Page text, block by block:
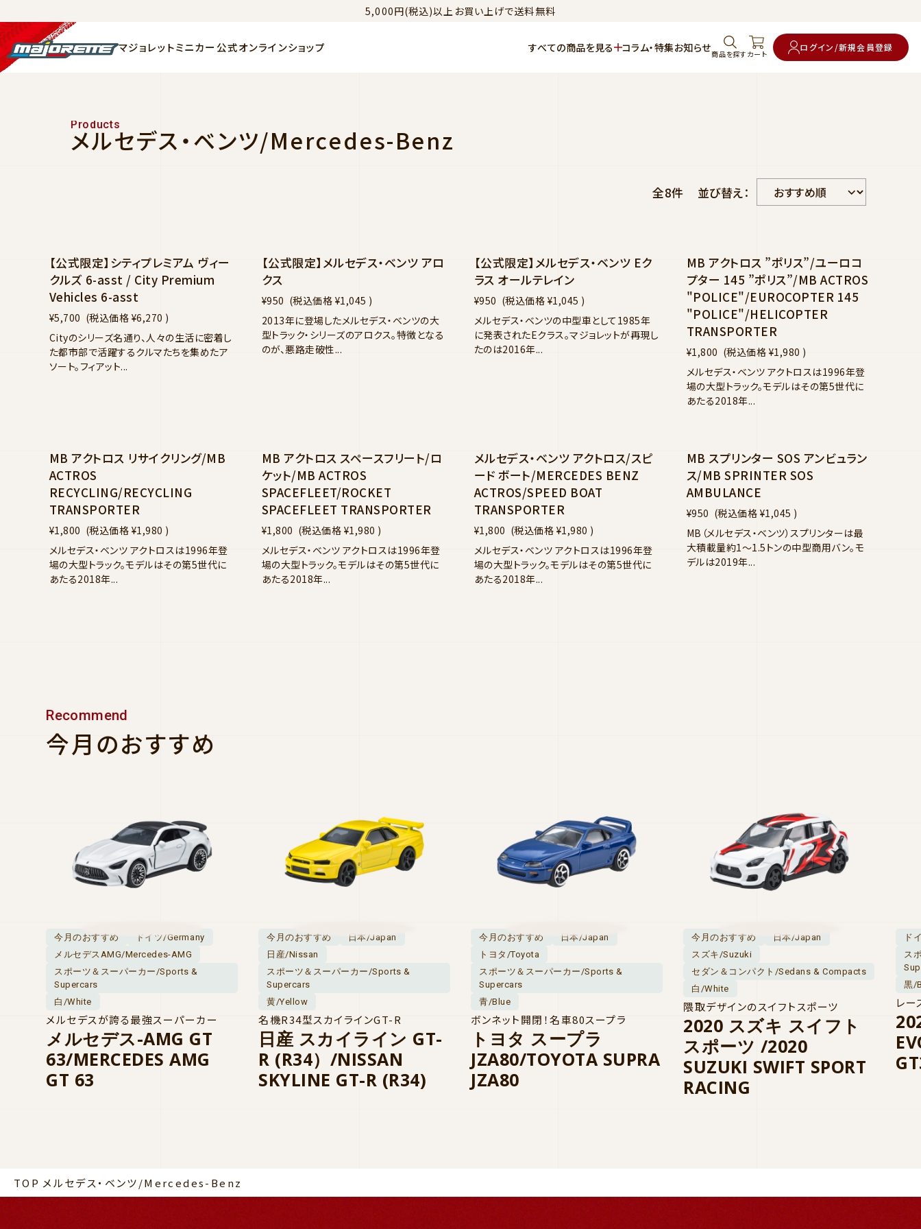
5,000円(税込)以上お買い上げで送料無料
マジョレットミニカー公式オンラインショップ すべての商品を見る コラム・特集お知らせ
商品を探す カート
ログイン/新規会員登録
Products
メルセデス・ベンツ/Mercedes-Benz
全8件 並び替え：
NEW
【公式限定】シティプレミアム ヴィー
クルズ 6-asst / City Premium
Vehicles 6-asst
¥5,700 (税込価格 ¥6,270 )
Cityのシリーズ名通り、人々の生活に密着し
た都市部で活躍するクルマたちを集めたア
ソート。フィアット...
【公式限定】メルセデス・ベンツ アロ
クス
¥950 (税込価格 ¥1,045 )
2013年に登場したメルセデス・ベンツの大
型トラック・シリーズのアロクス。特徴となる
のが、悪路走破性...
【公式限定】メルセデス・ベンツ Eク
ラス オールテレイン
¥950 (税込価格 ¥1,045 )
メルセデス・ベンツの中型車として1985年
に発表されたEクラス。マジョレットが再現し
たのは2016年...
MB アクトロス ”ポリス”/ユーロコ
プター 145 ”ポリス”/MB ACTROS
"POLICE"/EUROCOPTER 145
"POLICE"/HELICOPTER
TRANSPORTER
¥1,800 (税込価格 ¥1,980 )
メルセデス・ベンツ アクトロスは1996年登
場の大型トラック。モデルはその第5世代に
あたる2018年...
MB アクトロス リサイクリング/MB
ACTROS
RECYCLING/RECYCLING
TRANSPORTER
¥1,800 (税込価格 ¥1,980 )
メルセデス・ベンツ アクトロスは1996年登
場の大型トラック。モデルはその第5世代に
あたる2018年...
MB アクトロス スペースフリート/ロ
ケット/MB ACTROS
SPACEFLEET/ROCKET
SPACEFLEET TRANSPORTER
¥1,800 (税込価格 ¥1,980 )
メルセデス・ベンツ アクトロスは1996年登
場の大型トラック。モデルはその第5世代に
あたる2018年...
メルセデス・ベンツ アクトロス/スピ
ード ボート/MERCEDES BENZ
ACTROS/SPEED BOAT
TRANSPORTER
¥1,800 (税込価格 ¥1,980 )
メルセデス・ベンツ アクトロスは1996年登
場の大型トラック。モデルはその第5世代に
あたる2018年...
MB スプリンター SOS アンビュラン
ス/MB SPRINTER SOS
AMBULANCE
¥950 (税込価格 ¥1,045 )
MB（メルセデス・ベンツ）スプリンターは最
大積載量約1〜1.5トンの中型商用バン。モ
デルは2019年...
Recommend
今月のおすすめ
今月のおすすめ
ドイツ/Germany
メルセデスAMG/Mercedes-AMG
スポーツ＆スーパーカー/Sports &
Supercars
白/White
メルセデスが誇る最強スーパーカー
メルセデス-AMG GT
63/MERCEDES AMG
GT 63
今月のおすすめ
日本/Japan
日産/Nissan
スポーツ＆スーパーカー/Sports &
Supercars
黄/Yellow
名機R34型スカイラインGT-R
日産 スカイライン GT-
R (R34）/NISSAN
SKYLINE GT-R (R34)
今月のおすすめ
日本/Japan
トヨタ/Toyota
スポーツ＆スーパーカー/Sports &
Supercars
青/Blue
ボンネット開閉！名車80スープラ
トヨタ スープラ
JZA80/TOYOTA SUPRA
JZA80
今月のおすすめ
日本/Japan
スズキ/Suzuki
セダン＆コンパクト/Sedans & Compacts
白/White
隈取デザインのスイフトスポーツ
2020 スズキ スイフト
スポーツ /2020
SUZUKI SWIFT SPORT
RACING
ド
ス
黒/
レ
TOP メルセデス・ベンツ/Mercedes-Benz